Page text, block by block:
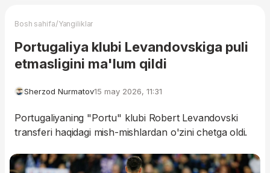
Bosh sahifa/Yangiliklar
Portugaliya klubi Levandovskiga puli
etmasligini ma'lum qildi
Sherzod Nurmatov15 may 2026, 11:31
Portugaliyaning "Portu" klubi Robert Levandovski
transferi haqidagi mish-mishlardan o'zini chetga oldi.